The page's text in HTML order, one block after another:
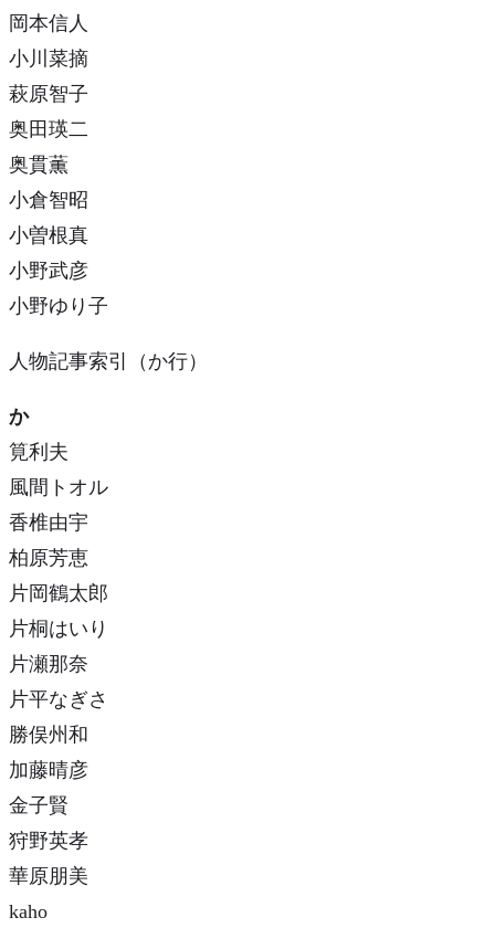
岡本信人
小川菜摘
萩原智子
奥田瑛二
奥貫薫
小倉智昭
小曽根真
小野武彦
小野ゆり子
人物記事索引（か行）
か
筧利夫
風間トオル
香椎由宇
柏原芳恵
片岡鶴太郎
片桐はいり
片瀬那奈
片平なぎさ
勝俣州和
加藤晴彦
金子賢
狩野英孝
華原朋美
kaho